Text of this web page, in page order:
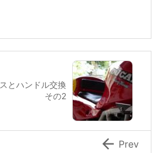
とハンドル交換
その2
 Prev